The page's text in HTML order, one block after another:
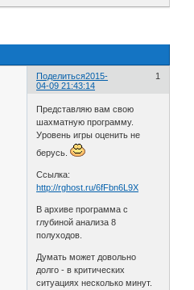
Поделиться 1
2015-
04-09 21:43:14
Представляю вам свою
шахматную программу.
Уровень игры оценить не
берусь.
Ссылка:
http://rghost.ru/6fFbn6L9X
В архиве программа с
глубиной анализа 8
полуходов.
Думать может довольно
долго - в критических
ситуациях несколько минут.